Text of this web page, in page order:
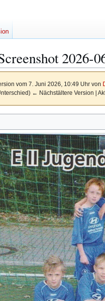
2026-
vom 7. Juni 2026, 10:49 Uhr von
← Nächstältere Version |